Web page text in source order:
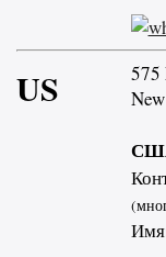
US
575